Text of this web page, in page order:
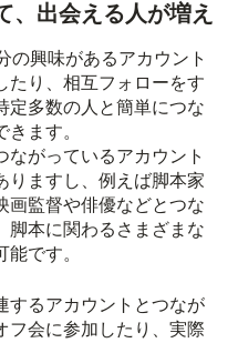
、出会える人が増え
の興味があるアカウント
たり、相互フォローをす
定多数の人と簡単につな
きます。
ながっているアカウント
りますし、例えば脚本家
画監督や俳優などとつな
脚本に関わるさまざまな
です。
するアカウントとつなが
フ会に参加したり、実際